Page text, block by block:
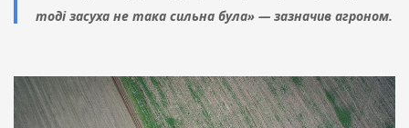
тоді засуха не така сильна була» — зазначив агроном.